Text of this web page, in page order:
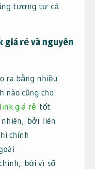
tương tựcả
giá rẻvànguyên
ra bằng nhiều
nào cũng cho
giá rẻtốt
, bởi liên
chính
bởi vì số